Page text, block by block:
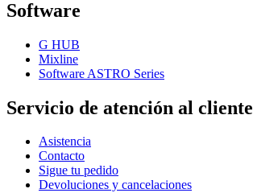
Software
G HUB
Mixline
Software ASTRO Series
Servicio de atención al cliente
Asistencia
Contacto
Sigue tu pedido
Devoluciones y cancelaciones